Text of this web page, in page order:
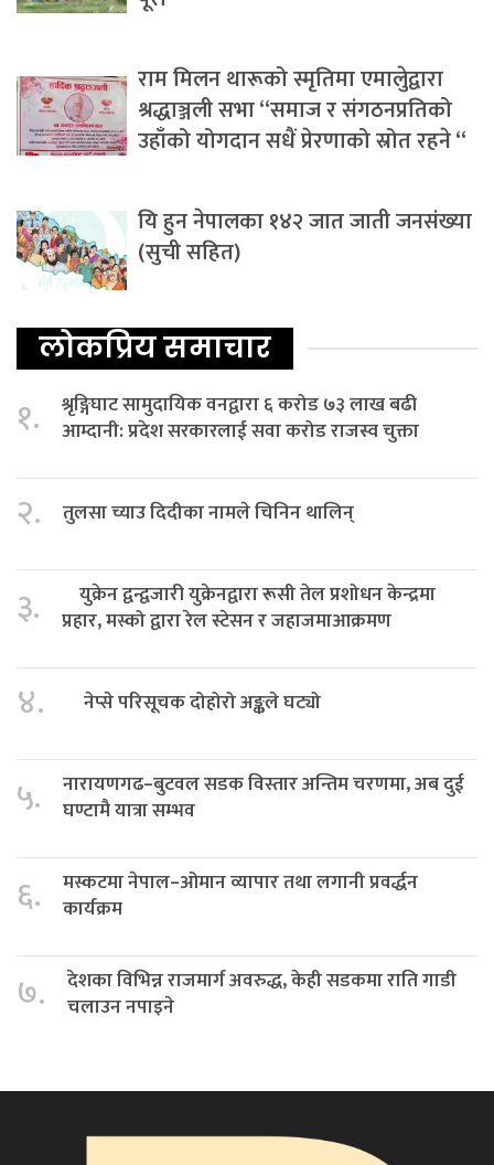
राम मिलन थारूको स्मृतिमा एमालेुद्वारा
श्रद्धाञ्जली सभा “समाज र संगठनप्रतिको
उहाँको योगदान सधैं प्रेरणाको स्रोत रहने “
यि हुन नेपालका १४२ जात जाती जनसंख्या
(सुची सहित)
लोकप्रिय समाचार
१.
श्रृङ्गिघाट सामुदायिक वनद्वारा ६ करोड ७३ लाख बढी
आम्दानी: प्रदेश सरकारलाई सवा करोड राजस्व चुक्ता
२. तुलसा च्याउ दिदीका नामले चिनिन थालिन्
३.
युक्रेन द्वन्द्वजारी युक्रेनद्वारा रूसी तेल प्रशोधन केन्द्रमा
प्रहार, मस्को द्वारा रेल स्टेसन र जहाजमाआक्रमण
४. नेप्से परिसूचक दोहोरो अङ्कले घट्यो
५.
नारायणगढ–बुटवल सडक विस्तार अन्तिम चरणमा, अब दुई
घण्टामै यात्रा सम्भव
६.
मस्कटमा नेपाल–ओमान व्यापार तथा लगानी प्रवर्द्धन
कार्यक्रम
७.
देशका विभिन्न राजमार्ग अवरुद्ध, केही सडकमा राति गाडी
चलाउन नपाइने